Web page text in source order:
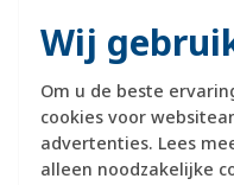
Wij
Om u de beste
cookies voor
advertenties. Lees
alleen noodzakelijke